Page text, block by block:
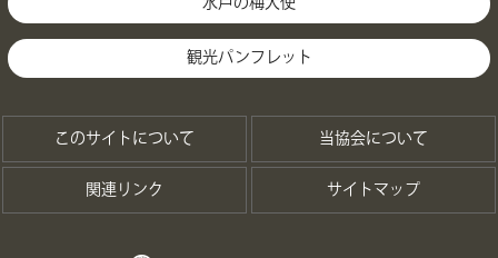
観光パンフレット
このサイトについて 当協会について
関連リンク サイトマップ